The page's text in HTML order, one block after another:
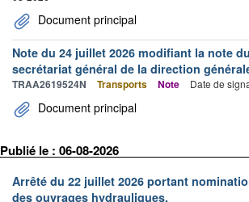
Document principal
Note du 24 juillet 2026 modifiant la note
secrétariat général de la direction
TRAA2619524N Transports Note Date de
Document principal
Publié le : 06-08-2026
Arrêté du 22 juillet 2026 portant
des ouvrages hydrauliques.